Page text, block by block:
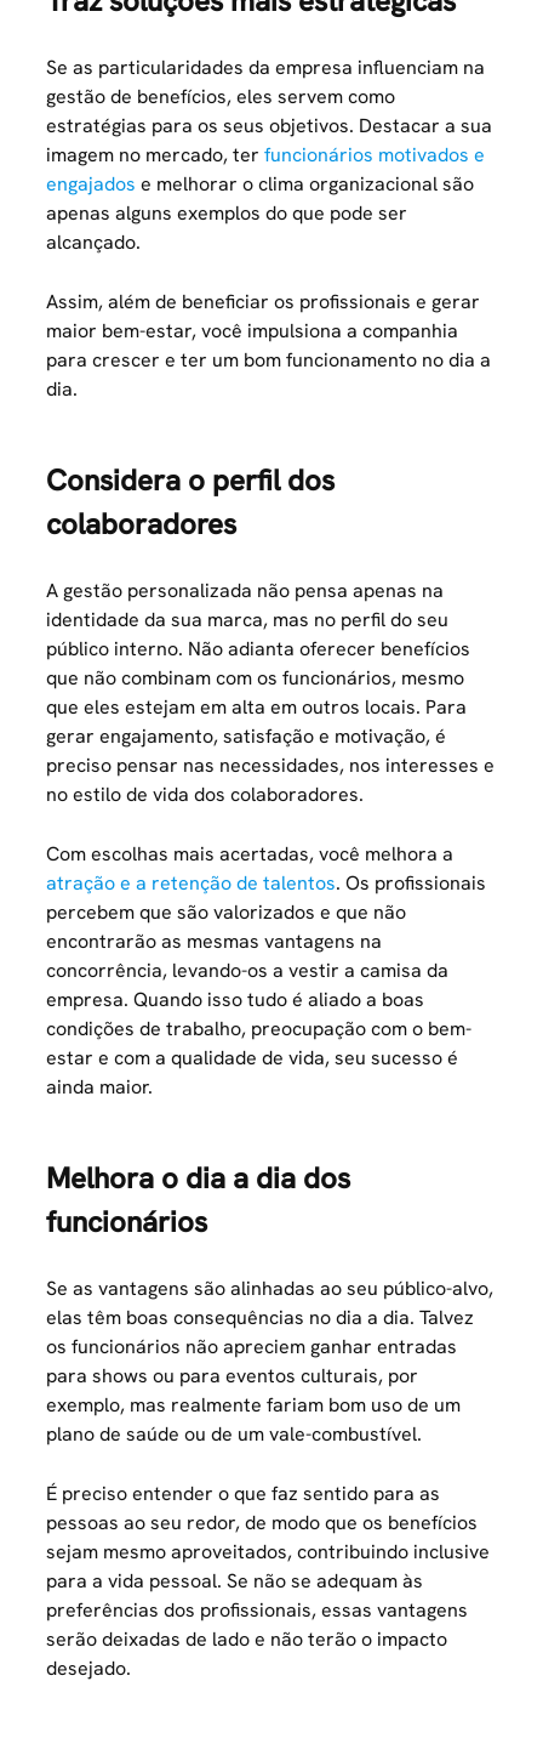
Se as particularidades da empresa influenciam na
gestão de benefícios, eles servem como
estratégias para os seus objetivos. Destacar a sua
imagem no mercado, terfuncionários motivados e
engajados e melhorar o clima organizacional são
apenas alguns exemplos do que pode ser
alcançado.
Assim, além de beneficiar os profissionais e gerar
maior bem-estar, você impulsiona a companhia
para crescer e ter um bom funcionamento no dia a
dia.
Considera o perfil dos
colaboradores
A gestão personalizada não pensa apenas na
identidade da sua marca, mas no perfil do seu
público interno. Não adianta oferecer benefícios
que não combinam com os funcionários, mesmo
que eles estejam em alta em outros locais. Para
gerar engajamento, satisfação e motivação, é
preciso pensar nas necessidades, nos interesses e
no estilo de vida dos colaboradores.
Com escolhas mais acertadas, você melhora a
atração e a retenção de talentos. Os profissionais
percebem que são valorizados e que não
encontrarão as mesmas vantagens na
concorrência, levando-os a vestir a camisa da
empresa. Quando isso tudo é aliado a boas
condições de trabalho, preocupação com o bem-
estar e com a qualidade de vida, seu sucesso é
ainda maior.
Melhora o dia a dia dos
funcionários
Se as vantagens são alinhadas ao seu público-alvo,
elas têm boas consequências no dia a dia. Talvez
os funcionários não apreciem ganhar entradas
para shows ou para eventos culturais, por
exemplo, mas realmente fariam bom uso de um
plano de saúde ou de um vale-combustível.
É preciso entender o que faz sentido para as
pessoas ao seu redor, de modo que os benefícios
sejam mesmo aproveitados, contribuindo inclusive
para a vida pessoal. Se não se adequam às
preferências dos profissionais, essas vantagens
serão deixadas de lado e não terão o impacto
desejado.